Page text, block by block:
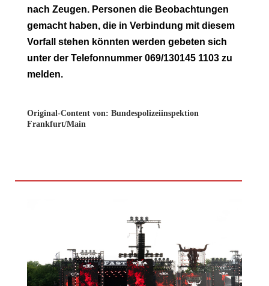
nach Zeugen. Personen die Beobachtungen
gemacht haben, die in Verbindung mit diesem
Vorfall stehen könnten werden gebeten sich
unter der Telefonnummer 069/130145 1103 zu
melden.
Original-Content von: Bundespolizeiinspektion
Frankfurt/Main